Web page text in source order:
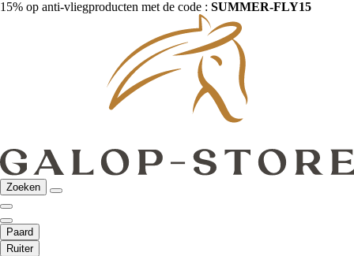
15% op anti-vliegproducten met de code : SUMMER-FLY15
Zoeken
Paard
Ruiter